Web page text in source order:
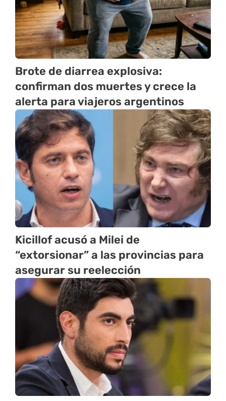
Brote de diarrea explosiva:
confirman dos muertes y crece la
alerta para viajeros argentinos
Kicillof acusó a Milei de
“extorsionar” a las provincias para
asegurar su reelección